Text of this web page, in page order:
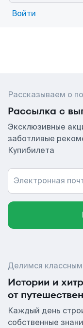
Войти
Рассказываем о
Рассылка с
Эксклюзивные
заботливые
Купибилета
Электронная
Делимся
Истории и
от
Каждый день
собственные